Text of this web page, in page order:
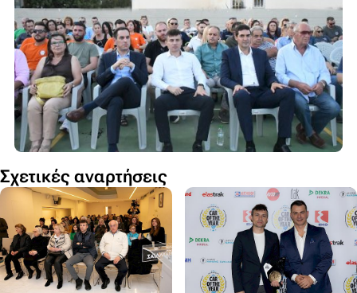
Σχετικές αναρτήσεις